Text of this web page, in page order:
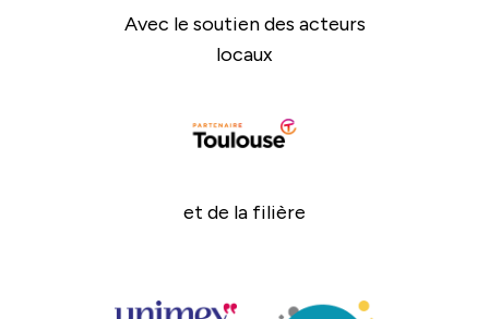
Avec le soutien des acteurs
locaux
et de la filière